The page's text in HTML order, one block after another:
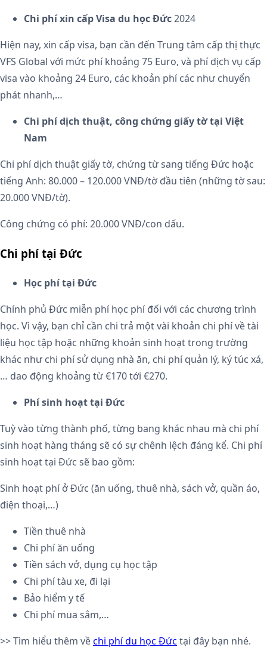
Chi phí xin cấp Visa du học Đức2024
Hiện nay, xin cấp visa, bạn cần đến Trung tâm cấp thị thực
VFS Global với mức phí khoảng 75 Euro, và phí dịch vụ cấp
visa vào khoảng 24 Euro, các khoản phí các như chuyển
phát nhanh,…
Chi phí dịch thuật, công chứng giấy tờ tại Việt
Nam
Chi phí dịch thuật giấy tờ, chứng từ sang tiếng Đức hoặc
tiếng Anh: 80.000 – 120.000 VNĐ/tờ đầu tiên (những tờ sau:
20.000 VNĐ/tờ).
Công chứng có phí: 20.000 VNĐ/con dấu.
Chi phí tại Đức
Học phí tại Đức
Chính phủ Đức miễn phí học phí đối với các chương trình
học. Vì vậy, bạn chỉ cần chi trả một vài khoản chi phí về tài
liệu học tập hoặc những khoản sinh hoạt trong trường
khác như chi phí sử dụng nhà ăn, chi phí quản lý, ký túc xá,
… dao động khoảng từ €170 tới €270.
Phí sinh hoạt tại Đức
Tuỳ vào từng thành phố, từng bang khác nhau mà chi phí
sinh hoạt hàng tháng sẽ có sự chênh lệch đáng kể. Chi phí
sinh hoạt tại Đức sẽ bao gồm:
Sinh hoạt phí ở Đức (ăn uống, thuê nhà, sách vở, quần áo,
điện thoại,…)
Tiền thuê nhà
Chi phí ăn uống
Tiền sách vở, dụng cụ học tập
Chi phí tàu xe, đi lại
Bảo hiểm y tế
Chi phí mua sắm,…
>> Tìm hiểu thêm vềchi phí du học Đức tại đây bạn nhé.